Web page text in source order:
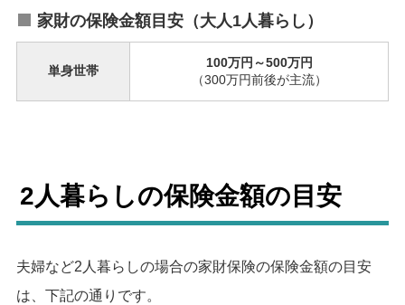
家財の保険金額目安（大人1人暮らし）
単身世帯
100万円～500万円
（300万円前後が主流）
2人暮らしの保険金額の目安
夫婦など2人暮らしの場合の家財保険の保険金額の目安
は、下記の通りです。